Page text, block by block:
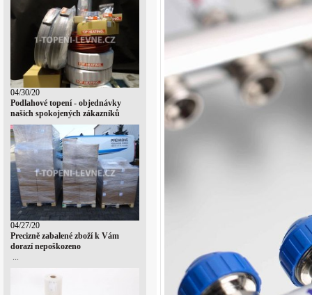
04/30/20
Podlahové topení - objednávky
našich spokojených zákazníků
04/27/20
Precizně zabalené zboží k Vám
dorazí nepoškozeno
...